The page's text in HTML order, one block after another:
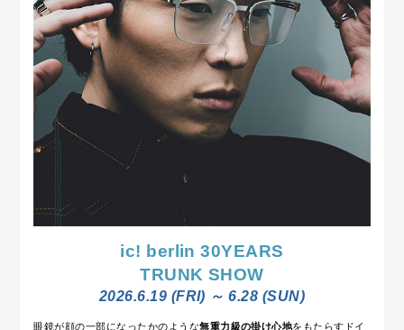
ic! berlin 30YEARS
TRUNK SHOW
2026.6.19 (FRI) ～ 6.28 (SUN)
眼鏡が顔の一部になったかのような無重力級の掛け心地をもたらすドイ